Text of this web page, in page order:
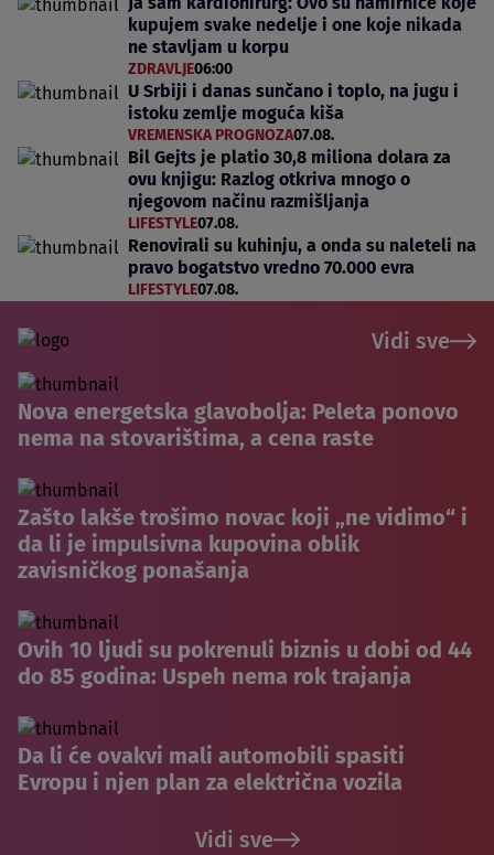
kupujem svake nedelje i one koje nikada
ne stavljam u korpu
ZDRAVLJE06:00
U Srbiji i danas sunčano i toplo, na jugu i
istoku zemlje moguća kiša
VREMENSKA PROGNOZA07.08.
Bil Gejts je platio 30,8 miliona dolara za
ovu knjigu: Razlog otkriva mnogo o
njegovom načinu razmišljanja
LIFESTYLE07.08.
Renovirali su kuhinju, a onda su naleteli na
pravo bogatstvo vredno 70.000 evra
LIFESTYLE07.08.
Vidi sve
Nova energetska glavobolja: Peleta ponovo
nema na stovarištima, a cena raste
Zašto lakše trošimo novac koji „ne vidimo“ i
da li je impulsivna kupovina oblik
zavisničkog ponašanja
Ovih 10 ljudi su pokrenuli biznis u dobi od 44
do 85 godina: Uspeh nema rok trajanja
Da li će ovakvi mali automobili spasiti
Evropu i njen plan za električna vozila
Vidi sve